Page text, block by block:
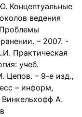
Концептуальные
ведения
– 2007. -
Практическая
учеб.
Цепов. – 9-е изд.,
– информ,
А.